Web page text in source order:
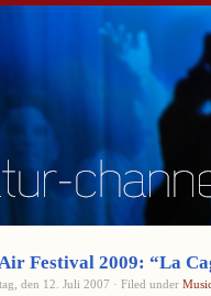
Festival 2009: “La
den 12. Juli 2007 · Filed under